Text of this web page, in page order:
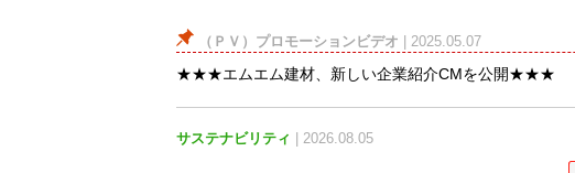
（ＰＶ）プロモーションビデオ | 2025.05.07
★★★エムエム建材、新しい企業紹介CMを公開★★★
サステナビリティ | 2026.08.05